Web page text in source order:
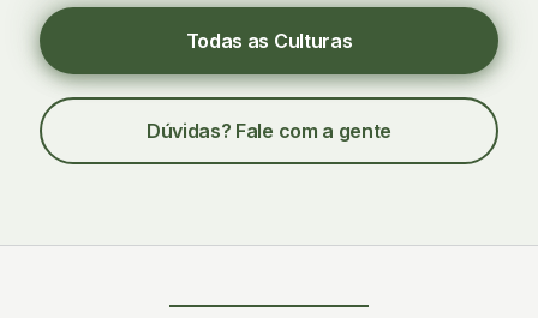
Todas as Culturas
Dúvidas? Fale com a gente